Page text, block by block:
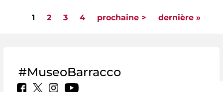
1 2 3 4 prochaine > dernière »
#MuseoBarracco